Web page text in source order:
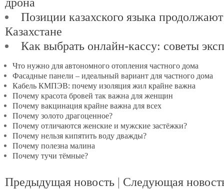
Позиции казахского языка
Казахстане
Как выбрать онлайн-кассу: советы
Что нужно для автономного отопления частного дома
Фасадные панели – идеальный вариант для частного дома
Кабель КМПЭВ: почему изоляция жил крайне важна
Почему красота бровей так важна для женщин
Почему вакцинация крайне важна для всех
Почему золото драгоценное?
Почему отличаются женские и мужские застёжки?
Почему нельзя кипятить воду дважды?
Почему полезна малина
Почему тучи тёмные?
Предыдущая новость | Следующая